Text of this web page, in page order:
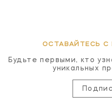
ОСТАВАЙТЕСЬ С
Будьте первыми, кто
уникальных